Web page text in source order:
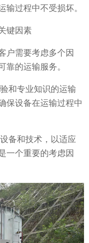
输过程中不受损坏。
键因素
户需要考虑多个因
靠的运输服务。
和专业知识的运输
保设备在运输过程中
备和技术，以适应
一个重要的考虑因